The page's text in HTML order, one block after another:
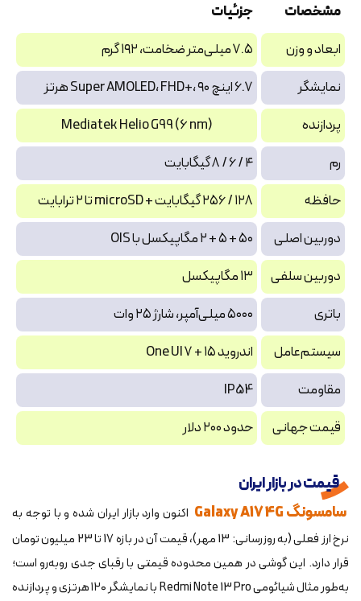
مشخصات
جزئیات
ابعاد و وزن
۷.۵ میلی‌متر ضخامت، ۱۹۲ گرم
نمایشگر
۶.۷ اینچ Super AMOLED، FHD+، ۹۰ هرتز
پردازنده
Mediatek Helio G99 (6 nm)
رم
۴ / ۶ / ۸ گیگابایت
حافظه
۱۲۸ / ۲۵۶ گیگابایت + microSD تا ۲ ترابایت
دوربین اصلی
۵۰ + ۵ + ۲ مگاپیکسل با OIS
دوربین سلفی
۱۳ مگاپیکسل
باتری
۵۰۰۰ میلی‌آمپر، شارژ ۲۵ وات
سیستم‌عامل
اندروید ۱۵ + One UI 7
مقاومت
IP54
قیمت جهانی
حدود ۲۰۰ دلار
قیمت در بازار ایران
سامسونگ Galaxy A17 4G
اکنون وارد بازار ایران شده و با توجه به
نرخ ارز فعلی (به روزرسانی: 13 مهر)، قیمت آن در بازه 17 تا 23 میلیون تومان
قرار دارد. این گوشی در همین محدوده قیمتی با رقبای جدی روبه‌رو است؛
به‌طور مثال شیائومی Redmi Note 13 Pro با نمایشگر ۱۲۰ هرتزی و پردازنده